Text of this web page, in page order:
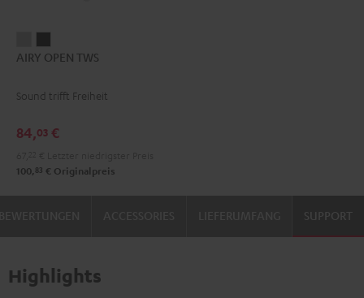
OPEN
Moon
OPEN
Night
AIRY OPEN TWS
Sound trifft Freiheit
84,03 €
100, 83 € Originalpreis
SUPPORT
Highlights